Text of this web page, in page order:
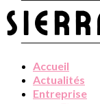
Accueil
Actualités
Entreprise